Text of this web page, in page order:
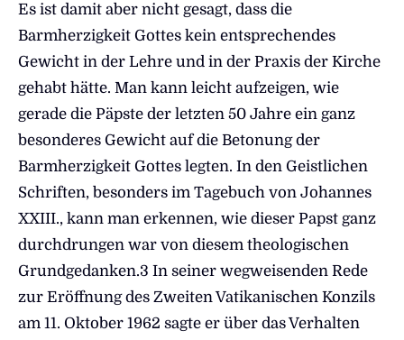
Es ist damit aber nicht gesagt, dass die
Barmherzigkeit Gottes kein entsprechendes
Gewicht in der Lehre und in der Praxis der Kirche
gehabt hätte. Man kann leicht aufzeigen, wie
gerade die Päpste der letzten 50 Jahre ein ganz
besonderes Gewicht auf die Betonung der
Barmherzigkeit Gottes legten. In den Geistlichen
Schriften, besonders im Tagebuch von Johannes
XXIII., kann man erkennen, wie dieser Papst ganz
durchdrungen war von diesem theologischen
Grundgedanken.3 In seiner wegweisenden Rede
zur Eröffnung des Zweiten Vatikanischen Konzils
am 11. Oktober 1962 sagte er über das Verhalten